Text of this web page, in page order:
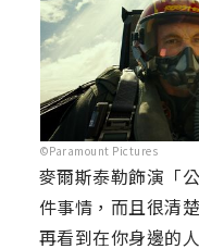
©Paramount Pictures
麥爾斯泰勒飾演「
件事情，而且很清
再看到在你身邊的